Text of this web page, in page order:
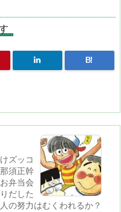
dr
p.
io
B!
ズッコ
須正幹
弁当会
だした
の努力はむくわれるか？